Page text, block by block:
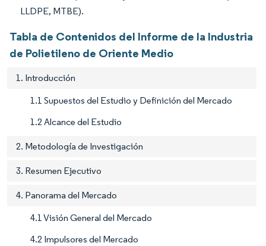
LLDPE, MTBE).
Tabla de Contenidos del Informe de la Industria
de Polietileno de Oriente Medio
1. Introducción
1.1 Supuestos del Estudio y Definición del Mercado
1.2 Alcance del Estudio
2. Metodología de Investigación
3. Resumen Ejecutivo
4. Panorama del Mercado
4.1 Visión General del Mercado
4.2 Impulsores del Mercado